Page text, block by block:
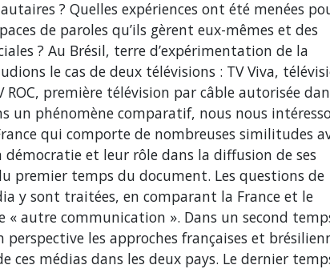
? Quelles expériences ont été menées
de paroles qu’ils gèrent eux-mêmes et des
? Au Brésil, terre d’expérimentation de la
le cas de deux télévisions : TV Viva,
première télévision par câble autorisée
un phénomène comparatif, nous nous
qui comporte de nombreuses similitudes
démocratie et leur rôle dans la diffusion de ses
premier temps du document. Les questions de
y sont traitées, en comparant la France et le
autre communication ». Dans un second
les approches françaises et
ces médias dans les deux pays. Le dernier